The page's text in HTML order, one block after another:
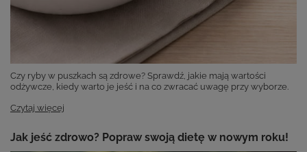
Czy ryby w puszkach są zdrowe? Sprawdź, jakie mają wartości
odżywcze, kiedy warto je jeść i na co zwracać uwagę przy wyborze.
Czytaj więcej
Jak jeść zdrowo? Popraw swoją dietę w nowym roku!